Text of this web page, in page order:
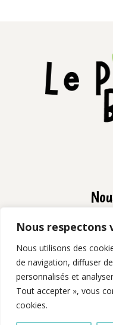
Nous respectons
Nous utilisons des
de navigation, diffuser
personnalisés et
Tout accepter », vous
cookies.
📞
📍 Basés près de
possible